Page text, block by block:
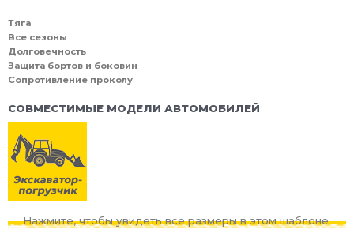
Тяга
Все сезоны
Долговечность
Защита бортов и боковин
Сопротивление проколу
СОВМЕСТИМЫЕ МОДЕЛИ АВТОМОБИЛЕЙ
Нажмите, чтобы увидеть все размеры в этом шаблоне.